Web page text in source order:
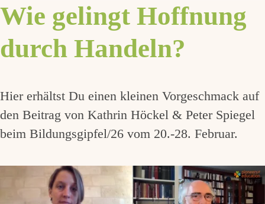
Wie gelingt Hoffnung
durch Handeln?
Hier erhältst Du einen kleinen Vorgeschmack auf
den Beitrag von Kathrin Höckel & Peter Spiegel
beim Bildungsgipfel/26 vom 20.-28. Februar.